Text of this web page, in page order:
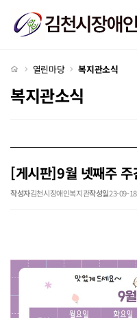
처음으로
열린마당 복지관소식
복지관소식
[게시판]9월 넷째주 주
작성자김천시장애인복지관작성일23-09-